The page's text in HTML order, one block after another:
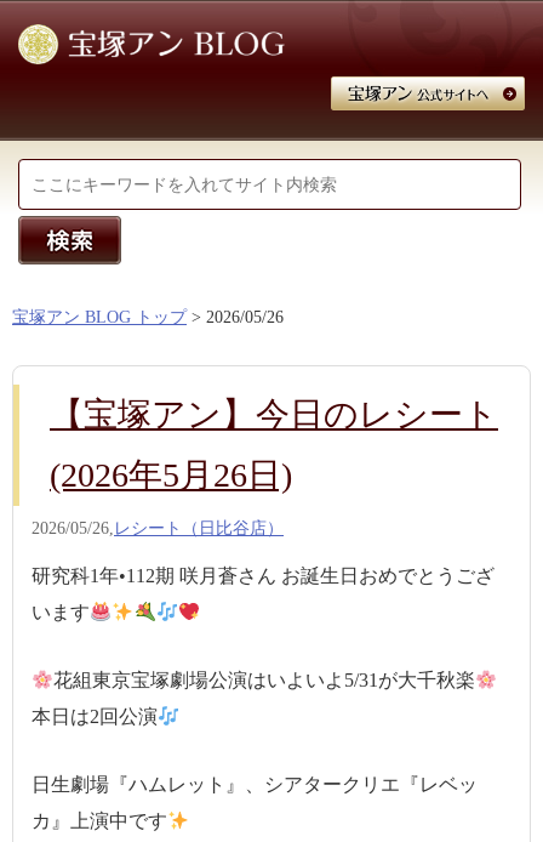
宝塚アン BLOG トップ > 2026/05/26
【宝塚アン】今日のレシート
(2026年5月26日)
2026/05/26, レシート（日比谷店）
研究科1年•112期 咲月蒼さん お誕生日おめでとうござ
います
花組東京宝塚劇場公演はいよいよ5/31が大千秋楽
本日は2回公演
日生劇場『ハムレット』、シアタークリエ『レベッ
カ』上演中です